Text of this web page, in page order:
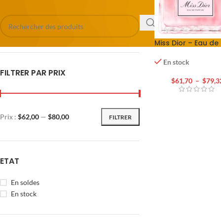
FILTRER PAR PRIX
FILTRER
Prix : $62,00 — $80,00
ETAT
En soldes
En stock
Miss Dior – Eau de
En stock
$61,70 – $